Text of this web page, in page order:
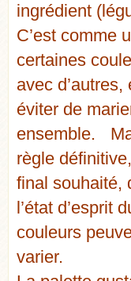
ingrédient
C’est comme
certaines
avec d’autres,
éviter de
ensemble.
règle
final souhaité,
l’état d’esprit
couleurs
varier.